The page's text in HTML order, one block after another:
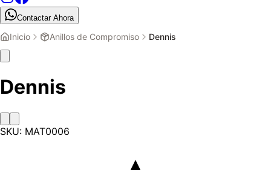
Contactar Ahora
Inicio Anillos de Compromiso Dennis
Dennis
SKU: MAT0006